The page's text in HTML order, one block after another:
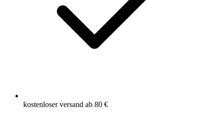
kostenloser versand ab 80 €